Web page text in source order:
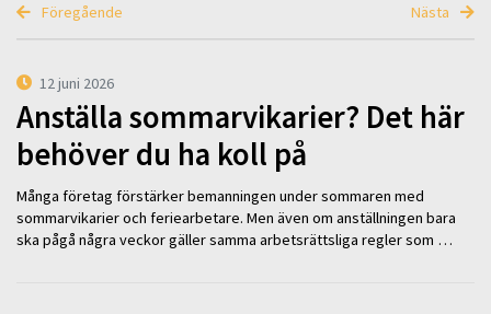
Föregående Nästa
12 juni 2026
Anställa sommarvikarier? Det här
behöver du ha koll på
Många företag förstärker bemanningen under sommaren med
sommarvikarier och feriearbetare. Men även om anställningen bara
ska pågå några veckor gäller samma arbetsrättsliga regler som …